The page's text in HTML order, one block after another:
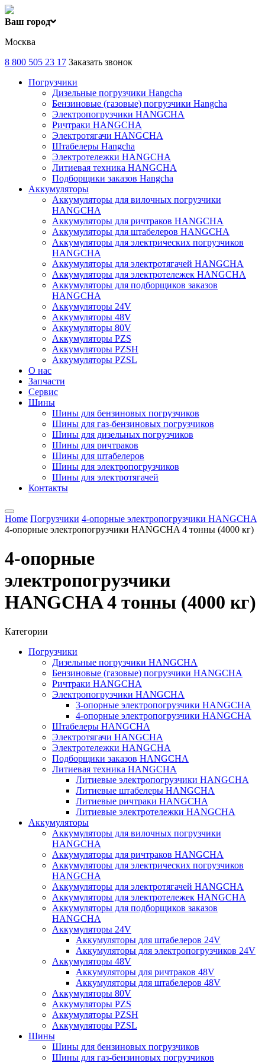
Ваш город
Москва
8 800 505 23 17 Заказать звонок
Погрузчики
Дизельные погрузчики Hangcha
Бензиновые (газовые) погрузчики Hangcha
Электропогрузчики HANGCHA
Ричтраки HANGCHA
Электротягачи HANGCHA
Штабелеры Hangcha
Электротележки HANGCHA
Литиевая техника HANGCHA
Подборщики заказов Hangcha
Аккумуляторы
Аккумуляторы для вилочных погрузчики
HANGCHA
Аккумуляторы для ричтраков HANGCHA
Аккумуляторы для штабелеров HANGCHA
Аккумуляторы для электрических погрузчиков
HANGCHA
Аккумуляторы для электротягачей HANGCHA
Аккумуляторы для электротележек HANGCHA
Аккумуляторы для подборщиков заказов
HANGCHA
Аккумуляторы 24V
Аккумуляторы 48V
Аккумуляторы 80V
Аккумуляторы PZS
Аккумуляторы PZSH
Аккумуляторы PZSL
О нас
Запчасти
Сервис
Шины
Шины для бензиновых погрузчиков
Шины для газ-бензиновых погрузчиков
Шины для дизельных погрузчиков
Шины для ричтраков
Шины для штабелеров
Шины для электропогрузчиков
Шины для электротягачей
Контакты
Home Погрузчики 4-опорные электропогрузчики HANGCHA
4-опорные электропогрузчики HANGCHA 4 тонны (4000 кг)
4-опорные
электропогрузчики
HANGCHA 4 тонны (4000 кг)
Категории
Погрузчики
Дизельные погрузчики HANGCHA
Бензиновые (газовые) погрузчики HANGCHA
Ричтраки HANGCHA
Электропогрузчики HANGCHA
3-опорные электропогрузчики HANGCHA
4-опорные электропогрузчики HANGCHA
Штабелеры HANGCHA
Электротягачи HANGCHA
Электротележки HANGCHA
Подборщики заказов HANGCHA
Литиевая техника HANGCHA
Литиевые электропогрузчики HANGCHA
Литиевые штабелеры HANGCHA
Литиевые ричтраки HANGCHA
Литиевые электротележки HANGCHA
Аккумуляторы
Аккумуляторы для вилочных погрузчики
HANGCHA
Аккумуляторы для ричтраков HANGCHA
Аккумуляторы для электрических погрузчиков
HANGCHA
Аккумуляторы для электротягачей HANGCHA
Аккумуляторы для электротележек HANGCHA
Аккумуляторы для подборщиков заказов
HANGCHA
Аккумуляторы 24V
Аккумуляторы для штабелеров 24V
Аккумуляторы для электропогрузчиков 24V
Аккумуляторы 48V
Аккумуляторы для ричтраков 48V
Аккумуляторы для штабелеров 48V
Аккумуляторы 80V
Аккумуляторы PZS
Аккумуляторы PZSH
Аккумуляторы PZSL
Шины
Шины для бензиновых погрузчиков
Шины для газ-бензиновых погрузчиков